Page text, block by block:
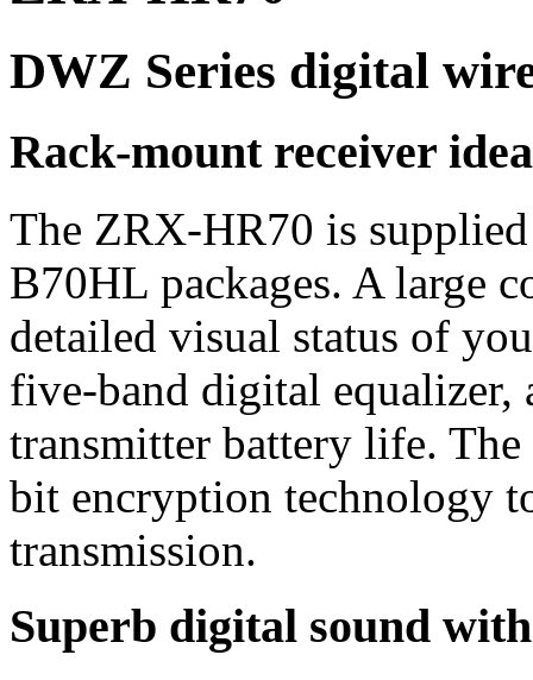
DWZ Series digital
Rack-mount receiver
The ZRX-HR70 is
B70HL packages. A large
detailed visual status of
five-band digital
transmitter battery life.
bit encryption technology
transmission.
Superb digital sound